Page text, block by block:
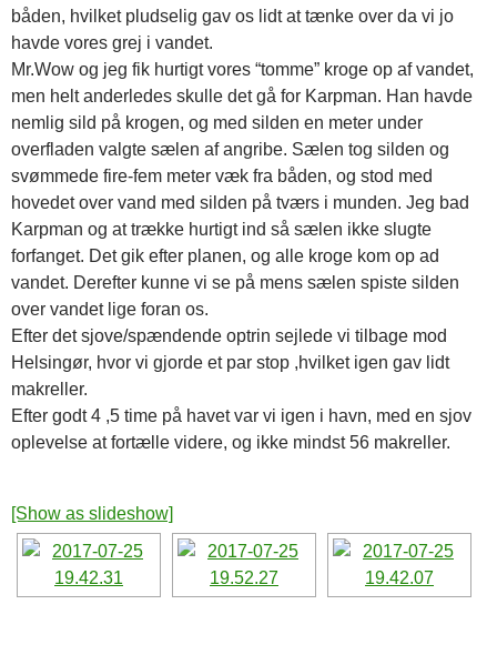
båden, hvilket pludselig gav os lidt at tænke over da vi jo
havde vores grej i vandet.
Mr.Wow og jeg fik hurtigt vores “tomme” kroge op af vandet,
men helt anderledes skulle det gå for Karpman. Han havde
nemlig sild på krogen, og med silden en meter under
overfladen valgte sælen af angribe. Sælen tog silden og
svømmede fire-fem meter væk fra båden, og stod med
hovedet over vand med silden på tværs i munden. Jeg bad
Karpman og at trække hurtigt ind så sælen ikke slugte
forfanget. Det gik efter planen, og alle kroge kom op ad
vandet. Derefter kunne vi se på mens sælen spiste silden
over vandet lige foran os.
Efter det sjove/spændende optrin sejlede vi tilbage mod
Helsingør, hvor vi gjorde et par stop ,hvilket igen gav lidt
makreller.
Efter godt 4 ,5 time på havet var vi igen i havn, med en sjov
oplevelse at fortælle videre, og ikke mindst 56 makreller.
[Show as slideshow]